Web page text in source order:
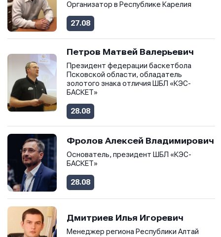
Организатор в Республике Карелия
27.08
Петров Матвей Валерьевич
Президент федерации баскетбола
Псковской области, обладатель
золотого знака отличия ШБЛ «КЭС-
БАСКЕТ»
28.08
Фролов Алексей Владимирович
Основатель, президент ШБЛ «КЭС-
БАСКЕТ»
28.08
Дмитриев Илья Игоревич
Менеджер региона Республики Алтай